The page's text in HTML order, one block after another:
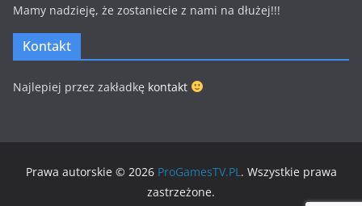
Mamy nadzieję, że zostaniecie z nami na dłużej!!!
Kontakt
Najlepiej przez zakładkę kontakt
Prawa autorskie © 2026 ProGamesTV.PL . Wszystkie prawa
zastrzeżone.